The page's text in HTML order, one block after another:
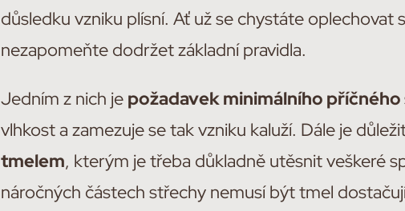
důsledku vzniku plísní. Ať už se chystáte
nezapomeňte dodržet základní pravidla.
Jedním z nich je požadavek minimálního příčného
vlhkost a zamezuje se tak vzniku kaluží. Dále je
tmelem, kterým je třeba důkladně utěsnit veškeré
náročných částech střechy nemusí být tmel